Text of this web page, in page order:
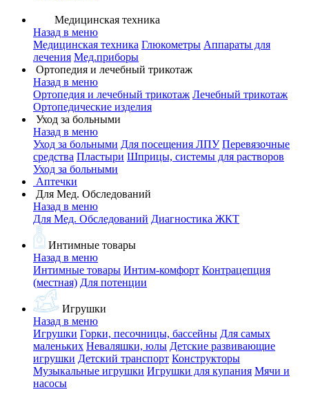
Медицинская техника
Назад в меню
Медицинская техника Глюкометры Аппараты для
лечения Мед.приборы
Ортопедия и лечебный трикотаж
Назад в меню
Ортопедия и лечебный трикотаж Лечебный трикотаж
Ортопедические изделия
Уход за больными
Назад в меню
Уход за больными Для посещения ЛПУ Перевязочные
средства Пластыри Шприцы, системы для растворов
Уход за больными
Аптечки
Для Мед. Обследований
Назад в меню
Для Мед. Обследований Диагностика ЖКТ
Интимные товары
Назад в меню
Интимные товары Интим-комфорт Контрацепция
(местная) Для потенции
Игрушки
Назад в меню
Игрушки Горки, песочницы, бассейны Для самых
маленьких Неваляшки, юлы Детские развивающие
игрушки Детский транспорт Конструкторы
Музыкальные игрушки Игрушки для купания Мячи и
насосы